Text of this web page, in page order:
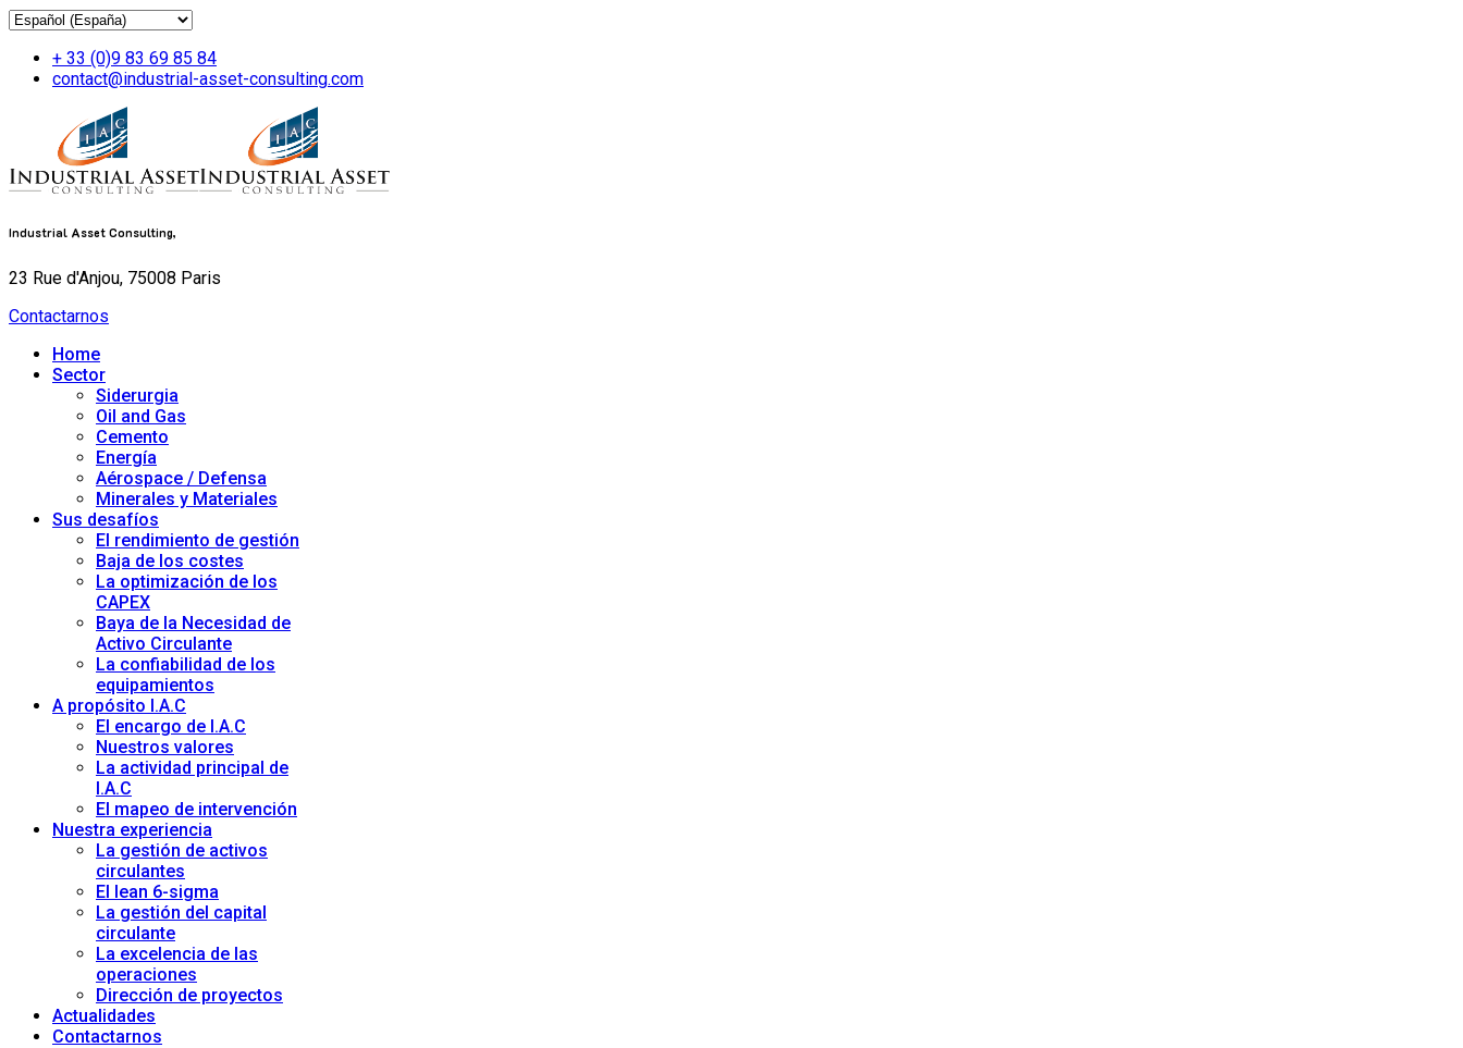
+ 33 (0)9 83 69 85 84
contact@industrial-asset-consulting.com
Industrial Asset Consulting,
23 Rue d'Anjou, 75008 Paris
Contactarnos
Home
Sector
Siderurgia
Oil and Gas
Cemento
Energía
Aérospace / Defensa
Minerales y Materiales
Sus desafíos
El rendimiento de gestión
Baja de los costes
La optimización de los
CAPEX
Baya de la Necesidad de
Activo Circulante
La confiabilidad de los
equipamientos
A propósito I.A.C
El encargo de I.A.C
Nuestros valores
La actividad principal de
I.A.C
El mapeo de intervención
Nuestra experiencia
La gestión de activos
circulantes
El lean 6-sigma
La gestión del capital
circulante
La excelencia de las
operaciones
Dirección de proyectos
Actualidades
Contactarnos